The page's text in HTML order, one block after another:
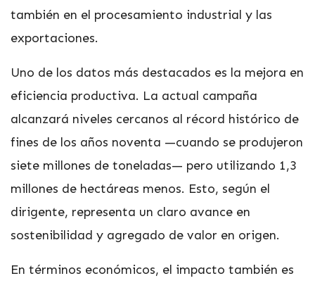
también en el procesamiento industrial y las
exportaciones.
Uno de los datos más destacados es la mejora en
eficiencia productiva. La actual campaña
alcanzará niveles cercanos al récord histórico de
fines de los años noventa —cuando se produjeron
siete millones de toneladas— pero utilizando 1,3
millones de hectáreas menos. Esto, según el
dirigente, representa un claro avance en
sostenibilidad y agregado de valor en origen.
En términos económicos, el impacto también es